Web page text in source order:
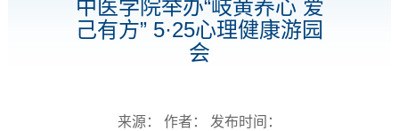
中医学院举办“岐黄养心 爱
己有方” 5·25心理健康游园
会
来源： 作者： 发布时间：